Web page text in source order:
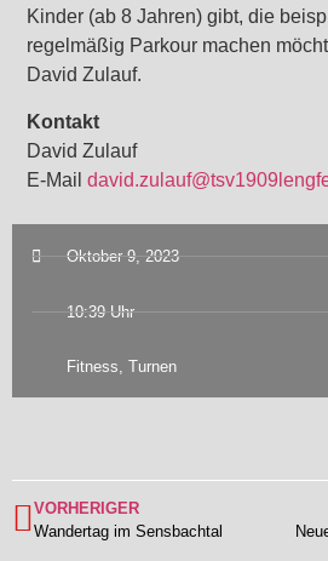
Oktober 9, 2023
10:39 Uhr
Fitness Turnen
Kinder (ab 8 Jahren) gibt, die
regelmäßig Parkour machen
David Zulauf.
Kontakt
David Zulauf
E-Mail
VORHERIGER
Wandertag im Sensbachtal